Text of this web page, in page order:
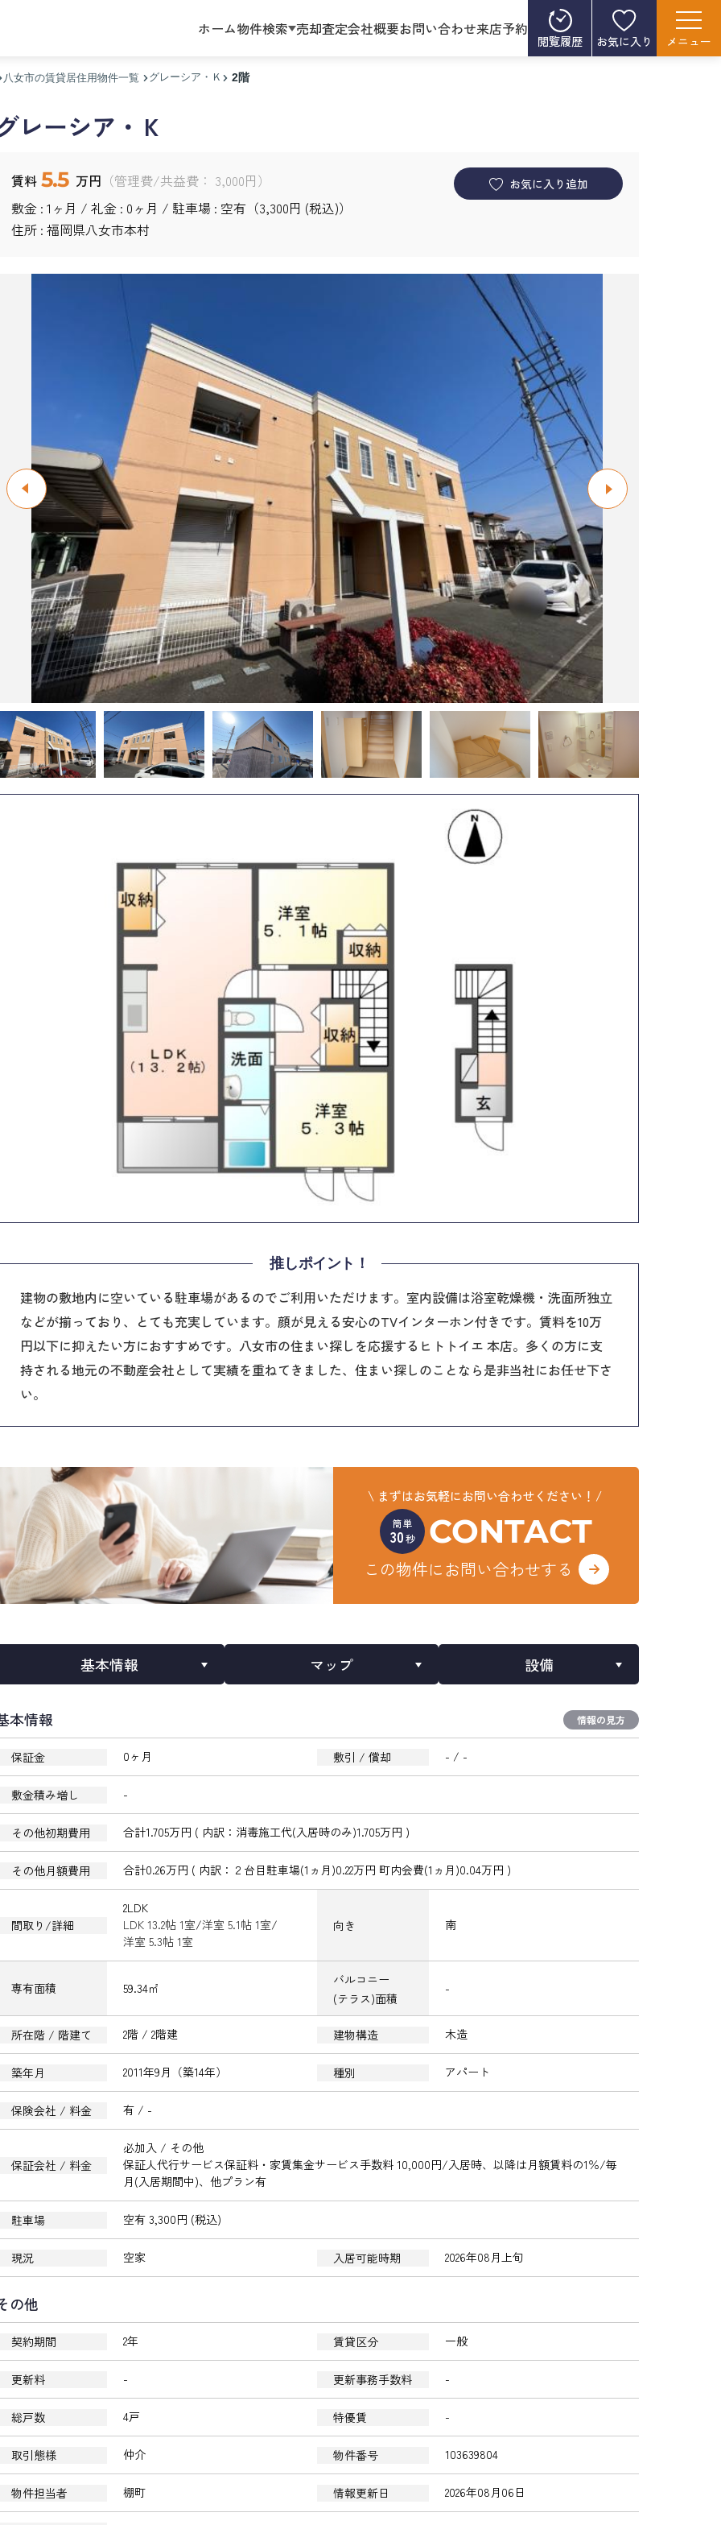
ホーム物件検索 売却査定会社概要お問い合わせ来店予約
閲覧履歴 お気に入り メニュー
八女市の賃貸居住用物件一覧 グレーシア・Ｋ 2階
レーシア・Ｋ
賃料 5.5 万円 （管理費/共益費： 3,000円）
敷金 : 1ヶ月 / 礼金 : 0ヶ月 / 駐車場 : 空有（3,300円 (税込)）
住所 : 福岡県八女市本村
お気に入り追加
推しポイント！
建物の敷地内に空いている駐車場があるのでご利用いただけます。室内設備は浴室乾燥機・洗面所独立
などが揃っており、とても充実しています。顔が見える安心のTVインターホン付きです。賃料を10万
円以下に抑えたい方におすすめです。八女市の住まい探しを応援するヒトトイエ 本店。多くの方に支
持される地元の不動産会社として実績を重ねてきました、住まい探しのことなら是非当社にお任せ下さ
い。
まずはお気軽にお問い合わせください！
簡単
30秒 CONTACT
この物件にお問い合わせする
基本情報 マップ 設備
本情報 情報の見方
保証金 0ヶ月 敷引 / 償却 - / -
敷金積み増し -
その他初期費用 合計1.705万円 ( 内訳：消毒施工代(入居時のみ)1.705万円 )
その他月額費用 合計0.26万円 ( 内訳：２台目駐車場(1ヵ月)0.22万円 町内会費(1ヵ月)0.04万円 )
間取り/詳細
2LDK
LDK 13.2帖 1室/洋室 5.1帖 1室/
洋室 5.3帖 1室
向き 南
専有面積 59.34㎡
バルコニー
(テラス)面積
-
所在階 / 階建て 2階 / 2階建 建物構造 木造
築年月 2011年9月（築14年） 種別 アパート
保険会社 / 料金 有 / -
保証会社 / 料金
必加入 / その他
保証人代行サービス保証料・家賃集金サービス手数料 10,000円/入居時、以降は月額賃料の1％/毎
月(入居期間中)、他プラン有
駐車場 空有 3,300円 (税込)
現況 空家 入居可能時期 2026年08月上旬
の他
契約期間 2年 賃貸区分 一般
更新料 - 更新事務手数料 -
総戸数 4戸 特優賃 -
取引態様 仲介 物件番号 103639804
物件担当者 棚町 情報更新日 2026年08月06日